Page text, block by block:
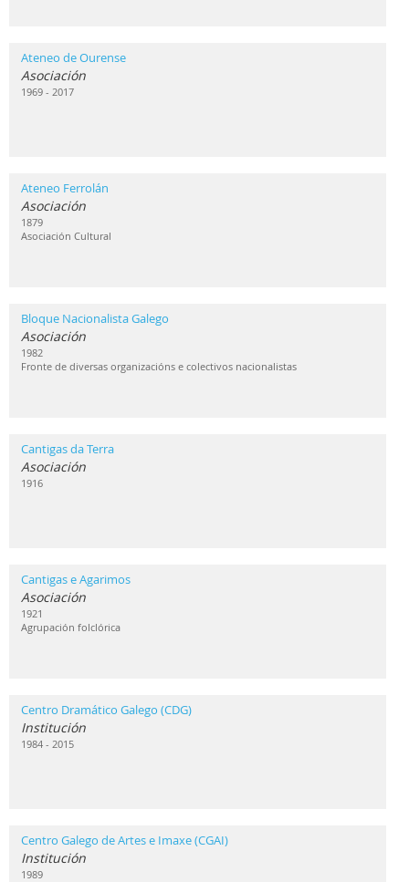
Ateneo de Ourense
Asociación
1969 - 2017
Ateneo Ferrolán
Asociación
1879
Asociación Cultural
Bloque Nacionalista Galego
Asociación
1982
Fronte de diversas organizacións e colectivos nacionalistas
Cantigas da Terra
Asociación
1916
Cantigas e Agarimos
Asociación
1921
Agrupación folclórica
Centro Dramático Galego (CDG)
Institución
1984 - 2015
Centro Galego de Artes e Imaxe (CGAI)
Institución
1989